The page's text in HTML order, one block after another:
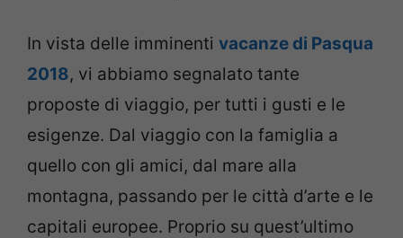
In vista delle imminenti vacanze di Pasqua
2018, vi abbiamo segnalato tante
proposte di viaggio, per tutti i gusti e le
esigenze. Dal viaggio con la famiglia a
quello con gli amici, dal mare alla
montagna, passando per le città d’arte e le
capitali europee. Proprio su quest’ultimo